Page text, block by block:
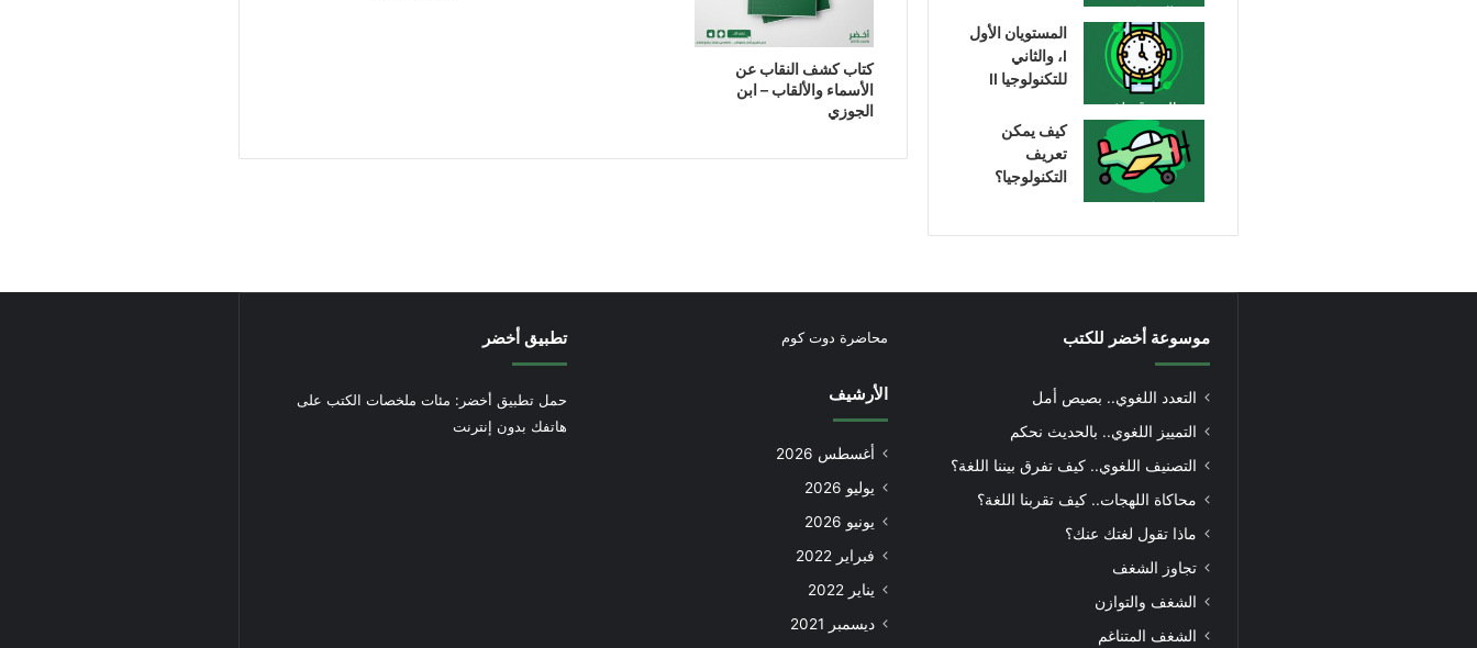
كتاب كشف النقاب عن
الأسماء والألقاب – ابن
الجوزي
المستويان الأول
I، والثاني
للتكنولوجيا II
كيف يمكن
تعريف
التكنولوجيا؟
موسوعة أخضر للكتب
التعدد اللغوي.. بصيص أمل
التمييز اللغوي.. بالحديث نحكم
التصنيف اللغوي.. كيف تفرق بيننا اللغة؟
محاكاة اللهجات.. كيف تقربنا اللغة؟
ماذا تقول لغتك عنك؟
تجاوز الشغف
الشغف والتوازن
الشغف المتناغم
محاضرة دوت كوم
الأرشيف
أغسطس 2026
يوليو 2026
يونيو 2026
فبراير 2022
يناير 2022
ديسمبر 2021
تطبيق أخضر
حمل تطبيق أخضر: مئات ملخصات الكتب على
هاتفك بدون إنترنت